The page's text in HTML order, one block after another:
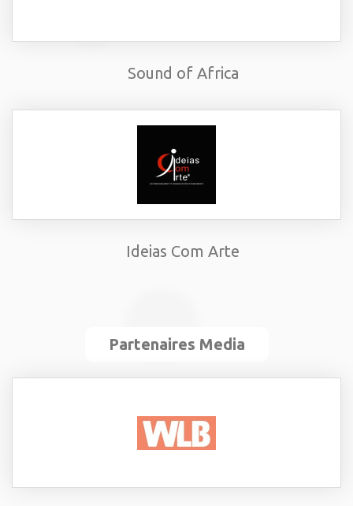
Sound of Africa
Ideias Com Arte
Partenaires Media